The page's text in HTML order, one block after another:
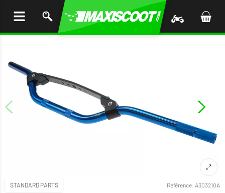
STANDARD PARTS Référence: A303210A